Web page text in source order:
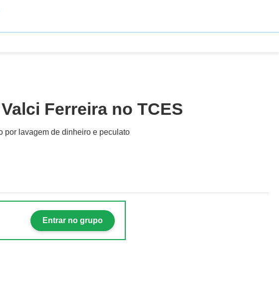
Ferreira no TCES
por lavagem de dinheiro e peculato
Entrar no grupo